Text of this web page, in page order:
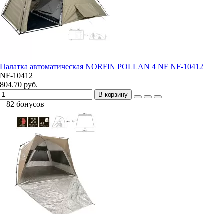
Палатка автоматическая NORFIN POLLAN 4 NF NF-10412
NF-10412
804.70 руб.
В корзину
+ 82 бонусов